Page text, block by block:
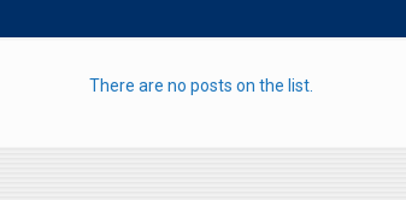
There are no posts on the list.